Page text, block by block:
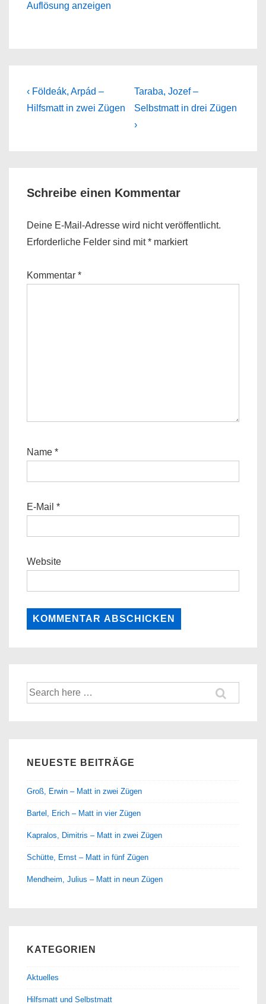
Auflösung anzeigen
Beitragsnavigation
Previous
Post
‹ Földeák, Arpád –
Hilfsmatt in zwei Zügen
Next
Post
is
Taraba, Jozef –
Selbstmatt in drei Zügen
›
Schreibe einen Kommentar
Deine E-Mail-Adresse wird nicht veröffentlicht.
Erforderliche Felder sind mit* markiert
Kommentar *
Name *
E-Mail *
Website
Suche
nach:
NEUESTE BEITRÄGE
Groß, Erwin – Matt in zwei Zügen
Bartel, Erich – Matt in vier Zügen
Kapralos, Dimitris – Matt in zwei Zügen
Schütte, Ernst – Matt in fünf Zügen
Mendheim, Julius – Matt in neun Zügen
KATEGORIEN
Aktuelles
Hilfsmatt und Selbstmatt